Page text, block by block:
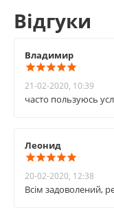
Відгуки
Владимир
21-02-2020, 10:39
часто пользуюсь
Леонид
20-02-2020, 12:38
Всім задоволений,